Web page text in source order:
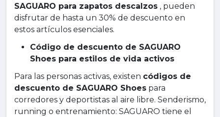
SAGUARO para zapatos descalzos , pueden
disfrutar de hasta un 30% de descuento en
estos artículos esenciales.
Código de descuento de SAGUARO
Shoes para estilos de vida activos
Para las personas activas, existen códigos de
descuento de SAGUARO Shoes para
corredores y deportistas al aire libre. Senderismo,
running o entrenamiento: SAGUARO tiene el